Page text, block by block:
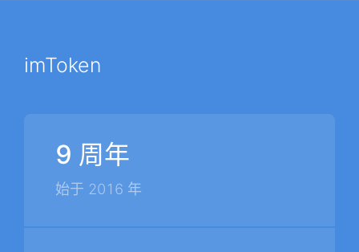
imToken
9 周年
始于 2016 年